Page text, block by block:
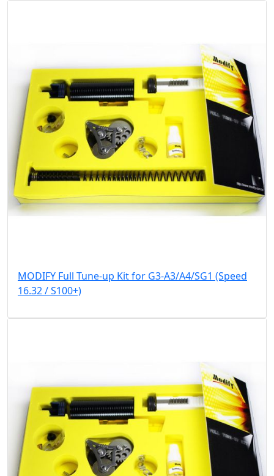
MODIFY Full Tune-up Kit for G3-A3/A4/SG1 (Speed
16.32 / S100+)